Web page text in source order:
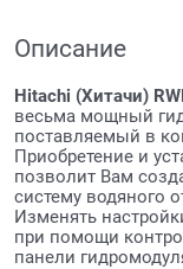
Описание
Hitachi (Хитачи)
весьма мощный
поставляемый в
Приобретение и
позволит Вам
систему водяного
Изменять
при помощи
панели